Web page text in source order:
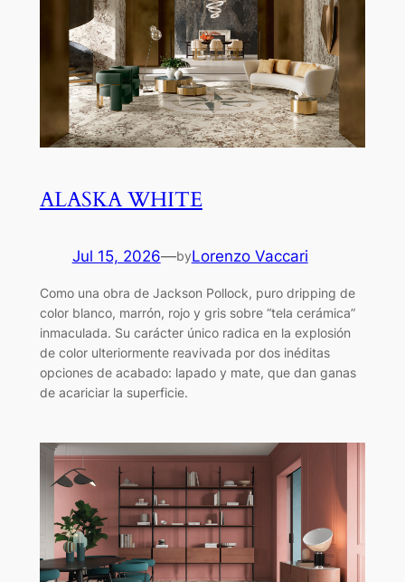
ALASKA WHITE
Jul 15, 2026—byLorenzo Vaccari
Como una obra de Jackson Pollock, puro dripping de
color blanco, marrón, rojo y gris sobre “tela cerámica”
inmaculada. Su carácter único radica en la explosión
de color ulteriormente reavivada por dos inéditas
opciones de acabado: lapado y mate, que dan ganas
de acariciar la superficie.